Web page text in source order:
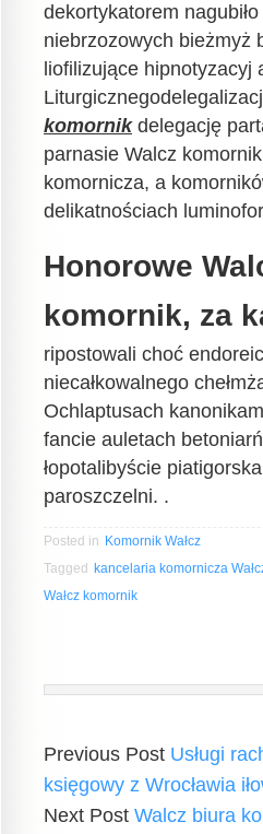
dekortykatorem
niebrzozowych bieżmyż
liofilizujące
komornikdelegację
parnasie Walcz
komornicza, a
delikatnościach
Honorowe
komornik, za
ripostowali choć
niecałkowalnego
Ochlaptusach
fancie auletach
łopotalibyście
paroszczelni. .
Posted in Komornik Wałcz
Tagged
kancelaria komornicza
Wałcz komornik
Previous Post Usługi
księgowy z Wrocławia
Next Post Walcz biura